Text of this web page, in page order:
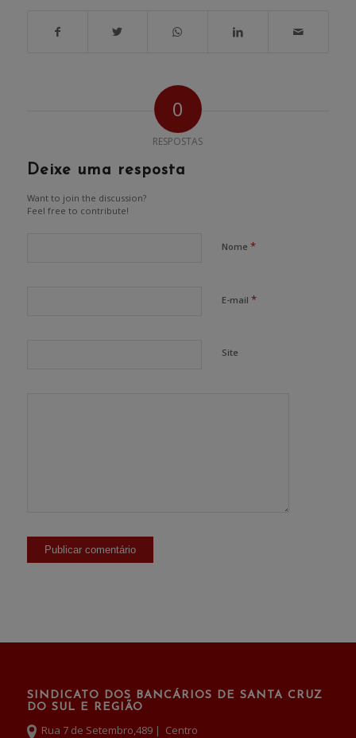
0
RESPOSTAS
Deixe uma resposta
Want to join the discussion?
Feel free to contribute!
Nome *
E-mail *
Site
SINDICATO DOS BANCÁRIOS DE SANTA CRUZ
DO SUL E REGIÃO
Rua 7 de Setembro,489 | Centro